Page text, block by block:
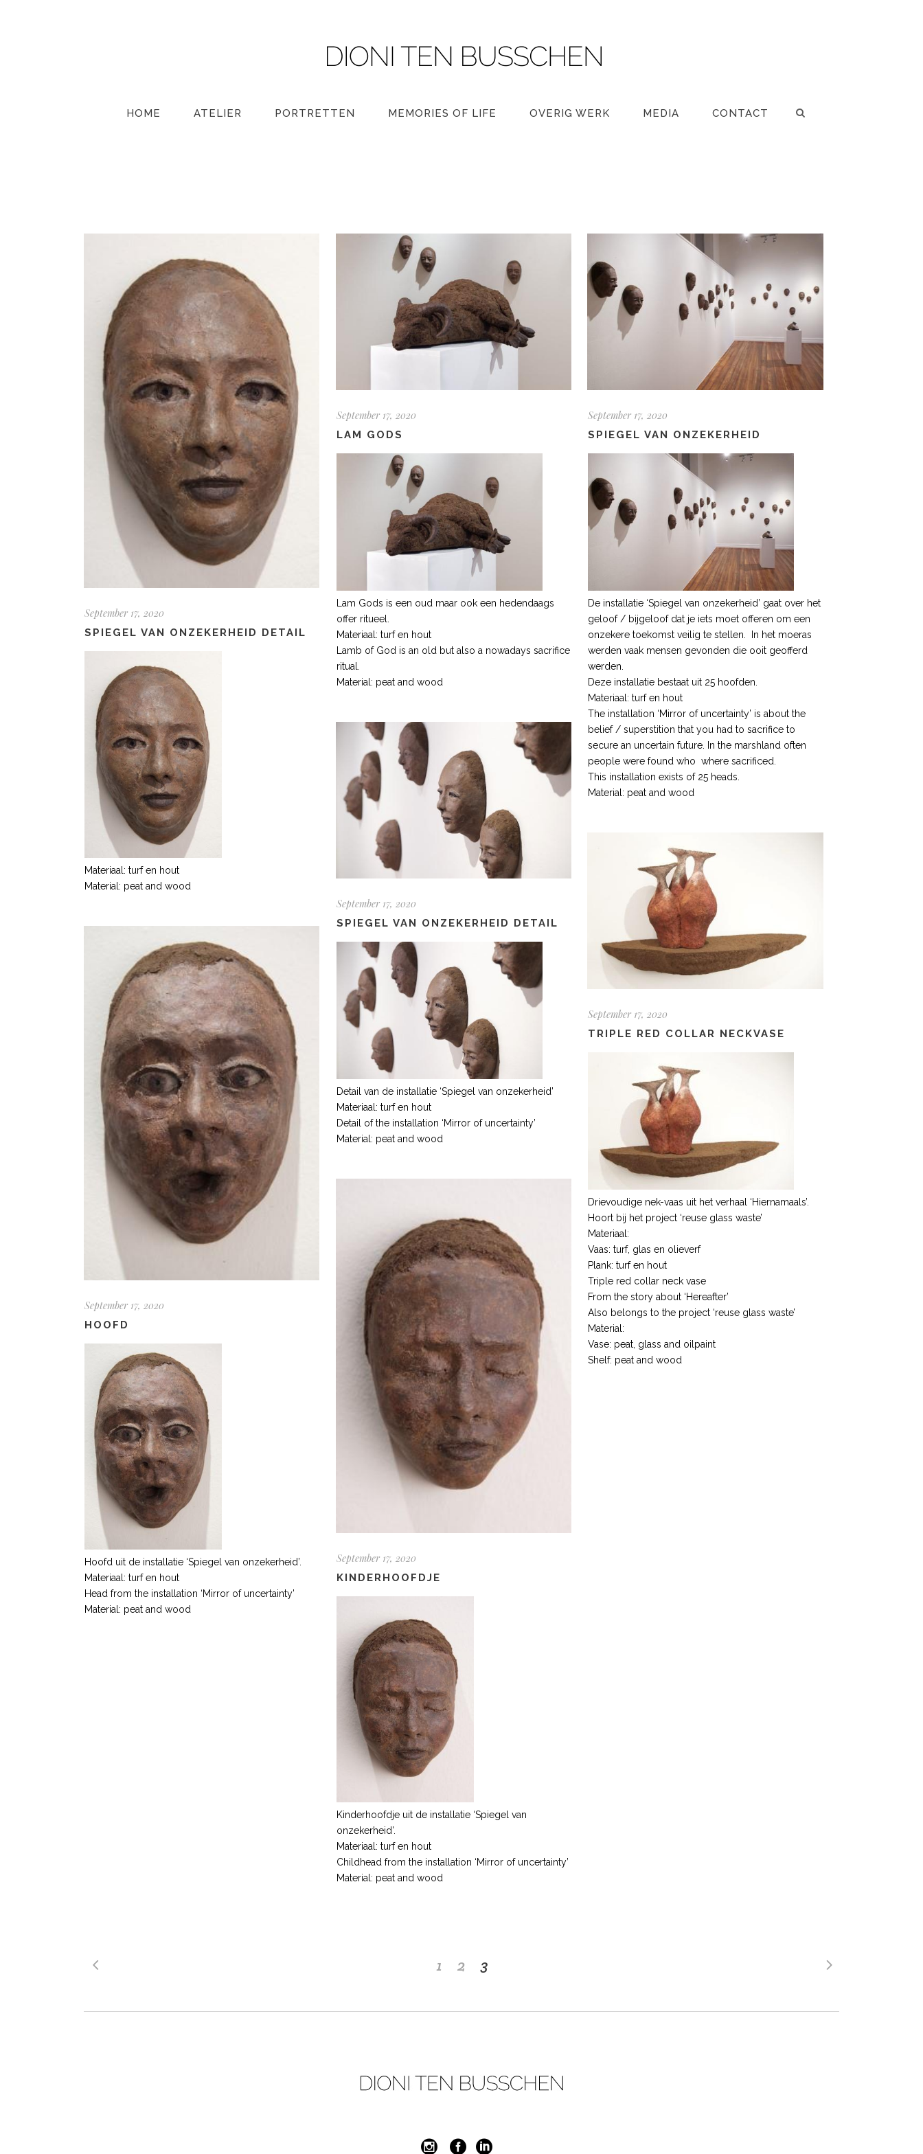
HOME ATELIER PORTRETTEN MEMORIES OF LIFE OVERIG WERK MEDIA CONTACT
September 17, 2020
SPIEGEL VAN ONZEKERHEID DETAIL
Materiaal: turf en hout
Material: peat and wood
September 17, 2020
LAM GODS
Lam Gods is een oud maar ook een hedendaags
offer ritueel.
Materiaal: turf en hout
Lamb of God is an old but also a nowadays sacrifice
ritual.
Material: peat and wood
September 17, 2020
SPIEGEL VAN ONZEKERHEID
De installatie ‘Spiegel van onzekerheid’ gaat over het
geloof / bijgeloof dat je iets moet offeren om een
onzekere toekomst veilig te stellen. In het moeras
werden vaak mensen gevonden die ooit geofferd
werden.
Deze installatie bestaat uit 25 hoofden.
Materiaal: turf en hout
The installation ‘Mirror of uncertainty’ is about the
belief / superstition that you had to sacrifice to
secure an uncertain future. In the marshland often
people were found who where sacrificed.
This installation exists of 25 heads.
Material: peat and wood
September 17, 2020
SPIEGEL VAN ONZEKERHEID DETAIL
Detail van de installatie ‘Spiegel van onzekerheid’
Materiaal: turf en hout
Detail of the installation ‘Mirror of uncertainty’
Material: peat and wood
September 17, 2020
TRIPLE RED COLLAR NECKVASE
Drievoudige nek-vaas uit het verhaal ‘Hiernamaals’.
Hoort bij het project ‘reuse glass waste’
Materiaal:
Vaas: turf, glas en olieverf
Plank: turf en hout
Triple red collar neck vase
From the story about ‘Hereafter’
Also belongs to the project ‘reuse glass waste’
Material:
Vase: peat, glass and oilpaint
Shelf: peat and wood
September 17, 2020
HOOFD
Hoofd uit de installatie ‘Spiegel van onzekerheid’.
Materiaal: turf en hout
Head from the installation ‘Mirror of uncertainty’
Material: peat and wood
September 17, 2020
KINDERHOOFDJE
Kinderhoofdje uit de installatie ‘Spiegel van
onzekerheid’.
Materiaal: turf en hout
Childhead from the installation ‘Mirror of uncertainty’
Material: peat and wood
1 2 3